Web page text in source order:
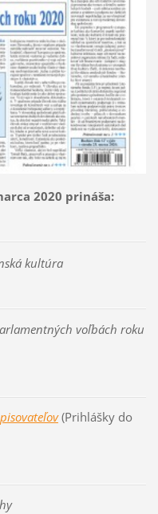
2020 prináša:
kultúra
voľbách roku
(Prihlášky do